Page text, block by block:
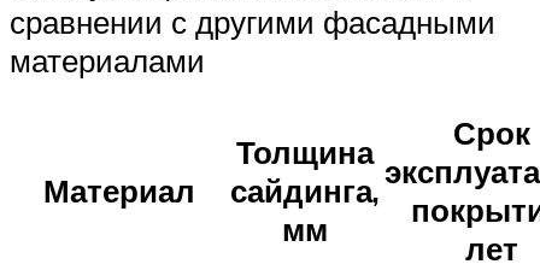
сравнении с другими фасадными
материалами
Материал
Толщина
сайдинга,
мм
Срок
лет